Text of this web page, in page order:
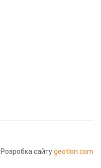
Розробка сайтуgeotlon.com